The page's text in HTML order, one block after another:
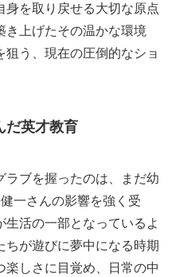
身を取り戻せる大切な原点
き上げたその温かな環境
う、現在の圧倒的なショ
だ英才教育
ラブを握ったのは、まだ幼
一さんの影響を強く受
活の一部となっているよ
ちが遊びに夢中になる時期
楽しさに目覚め、日常の中